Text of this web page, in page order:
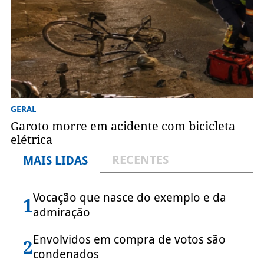
GERAL
Garoto morre em acidente com bicicleta
elétrica
MAIS LIDAS
RECENTES
1Vocação que nasce do exemplo e da
admiração
2Envolvidos em compra de votos são
condenados